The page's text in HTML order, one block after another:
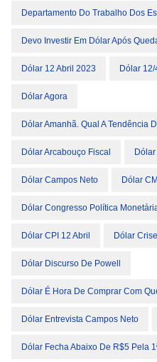
Departamento Do Trabalho Dos
Devo Investir Em Dólar Após
Dólar 12 Abril 2023 Dólar 12/
Dólar Agora
Dólar Amanhã. Qual A Tendência
Dólar Arcabouço Fiscal
Dólar Campos Neto Dólar
Dólar Congresso Política
Dólar CPI 12 Abril Dólar
Dólar Discurso De Powell
Dólar É Hora De Comprar Com
Dólar Entrevista Campos Neto
Dólar Fecha Abaixo De R$5 Pela